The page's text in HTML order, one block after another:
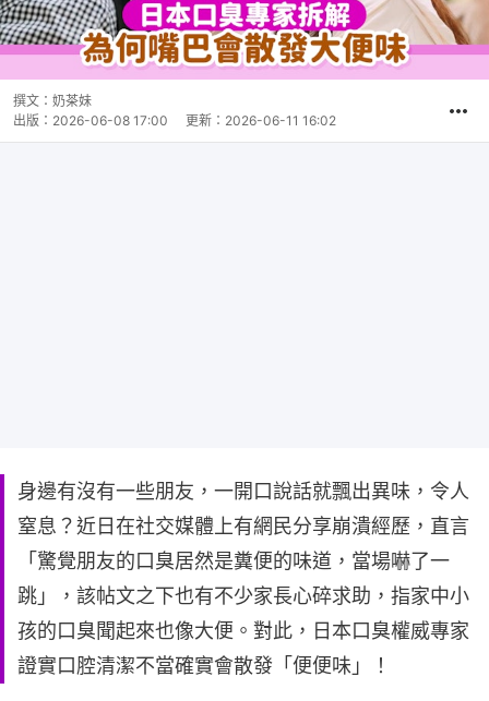
撰文： 奶茶妹
出版： 2026-06-08 17:00 更新： 2026-06-11 16:02
身邊有沒有一些朋友，一開口說話就飄出異味，令人
窒息？近日在社交媒體上有網民分享崩潰經歷，直言
「驚覺朋友的口臭居然是糞便的味道，當場嚇了一
跳」，該帖文之下也有不少家長心碎求助，指家中小
孩的口臭聞起來也像大便。對此，日本口臭權威專家
證實口腔清潔不當確實會散發「便便味」！